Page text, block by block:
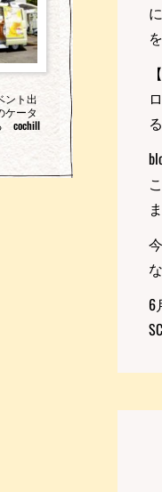
ント出
ケータ
cochill
6